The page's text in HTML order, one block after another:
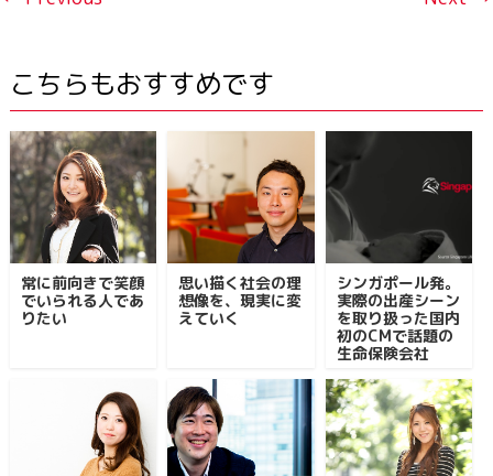
こちらもおすすめです
常に前向きで笑顔
でいられる人であ
りたい
思い描く社会の理
想像を、現実に変
えていく
シンガポール発。
実際の出産シーン
を取り扱った国内
初のCMで話題の
生命保険会社